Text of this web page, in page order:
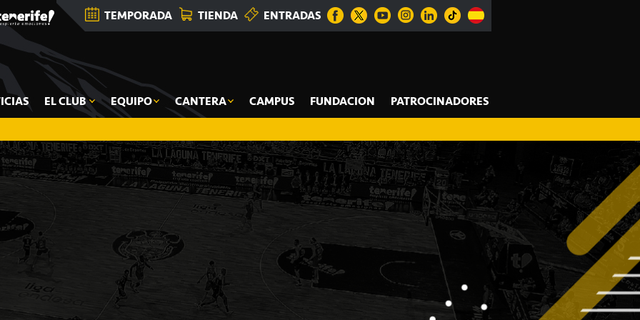
TEMPORADA TIENDA ENTRADAS
EL CLUB EQUIPO CANTERA CAMPUS FUNDACION PATROCINADORES